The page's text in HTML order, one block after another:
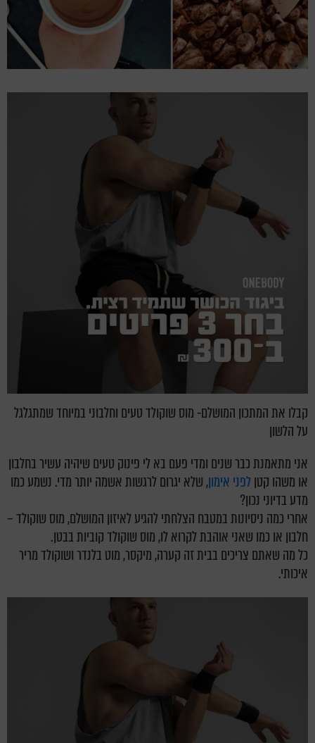
קבלו את המתכון המושלם- מוס שוקולד טעים וחלבוני במיוחד שמתגלגל
על הלשון
אני מתאמנת כבר שנים ומדי פעם בא לי פינוק טעים שיהיה עשיר בחלבון
או משהו קטןלפני אימון, שלא יגרום לרגשות אשמה יותר מדי. נשמע כמו
מדע בדיוני נכון?
אחרי כמה ניסיונות במטבח הצלחתי להגיע לאיזון המושלם, מוס שוקולד –
חלבון או כמו שאני אוהבת לקרוא לו, מוס שוקולד קוביות בבטן.
כל מה שאתם צריכים בבית זה קערה, מיקסר, מוט בלנדר ושוקולד מריר
איכותי.